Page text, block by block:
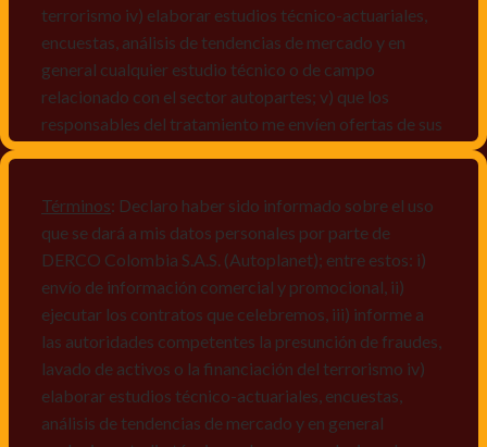
terrorismo iv) elaborar estudios técnico-actuariales,
encuestas, análisis de tendencias de mercado y en
general cualquier estudio técnico o de campo
relacionado con el sector autopartes; v) que los
responsables del tratamiento me envíen ofertas de sus
mismos, vi) crear bases de datos de acuerdo a las
características y perfiles de los titulares de Datos
Personales, v) encuestas de satisfacción, vi) reportes
recall.
Declaro que puedo acceder a la política de protección
de datos personales de Derco en la
direcciónwww.autoplanet.com.co, igualmente,
manifiesto que he sido informado sobre mis derechos
Términos: Declaro haber sido informado sobre el uso
que se dará a mis datos personales por parte de
DERCO Colombia S.A.S. (Autoplanet); entre estos: i)
envío de información comercial y promocional, ii)
ejecutar los contratos que celebremos, iii) informe a
las autoridades competentes la presunción de fraudes,
lavado de activos o la financiación del terrorismo iv)
elaborar estudios técnico-actuariales, encuestas,
análisis de tendencias de mercado y en general